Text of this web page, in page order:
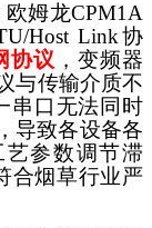
欧姆龙CPM1A
Host Link协
协议 ，变频器
与传输介质不
串口无法同时
导致各设备各
参数调节滞
合烟草行业严